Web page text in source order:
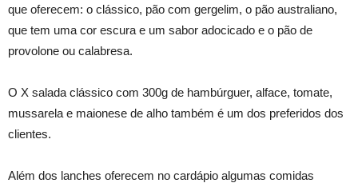
que oferecem: o clássico, pão com gergelim, o pão australiano,
que tem uma cor escura e um sabor adocicado e o pão de
provolone ou calabresa.
O X salada clássico com 300g de hambúrguer, alface, tomate,
mussarela e maionese de alho também é um dos preferidos dos
clientes.
Além dos lanches oferecem no cardápio algumas comidas